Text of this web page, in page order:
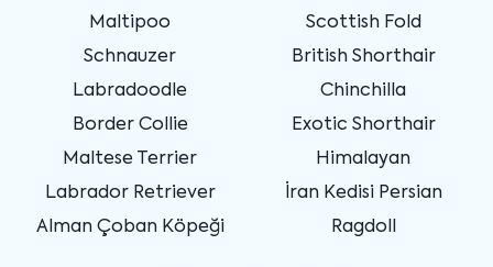
Maltipoo
Schnauzer
Labradoodle
Border Collie
Maltese Terrier
Labrador Retriever
Alman Çoban Köpeği
Scottish Fold
British Shorthair
Chinchilla
Exotic Shorthair
Himalayan
İran Kedisi Persian
Ragdoll